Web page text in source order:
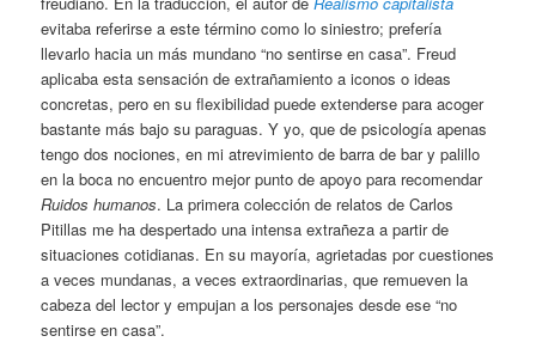
evitaba referirse a este término como lo siniestro; prefería
llevarlo hacia un más mundano “no sentirse en casa”. Freud
aplicaba esta sensación de extrañamiento a iconos o ideas
concretas, pero en su flexibilidad puede extenderse para acoger
bastante más bajo su paraguas. Y yo, que de psicología apenas
tengo dos nociones, en mi atrevimiento de barra de bar y palillo
en la boca no encuentro mejor punto de apoyo para recomendar
Ruidos humanos. La primera colección de relatos de Carlos
Pitillas me ha despertado una intensa extrañeza a partir de
situaciones cotidianas. En su mayoría, agrietadas por cuestiones
a veces mundanas, a veces extraordinarias, que remueven la
cabeza del lector y empujan a los personajes desde ese “no
sentirse en casa”.